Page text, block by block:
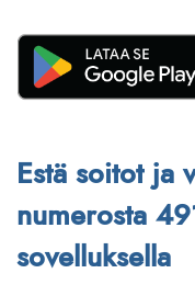
Estä soitot ja
numerosta
sovelluksella